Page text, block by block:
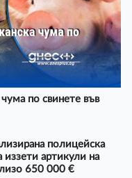
по свинете във
полицейска
иззети артикули на
650 000 €